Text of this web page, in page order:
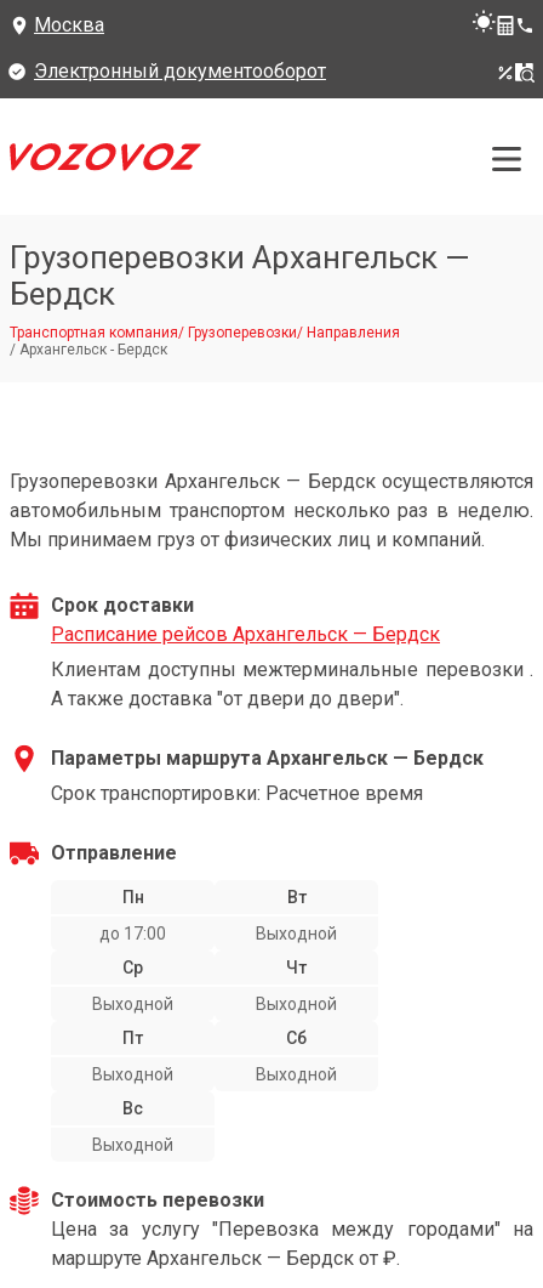
Москва
Электронный документооборот
Грузоперевозки Архангельск —
Бердск
Транспортная компания/ Грузоперевозки/ Направления
/ Архангельск - Бердск
Грузоперевозки Архангельск — Бердск осуществляются
автомобильным транспортом несколько раз в неделю.
Мы принимаем груз от физических лиц и компаний.
Срок доставки
Расписание рейсов Архангельск — Бердск
Клиентам доступны межтерминальные перевозки .
А также доставка "от двери до двери".
Параметры маршрута Архангельск — Бердск
Срок транспортировки: Расчетное время
Отправление
Пн
до 17:00
Вт
Выходной
Ср
Выходной
Чт
Выходной
Пт
Выходной
Сб
Выходной
Вс
Выходной
Стоимость перевозки
Цена за услугу "Перевозка между городами" на
маршруте Архангельск — Бердск от ₽.